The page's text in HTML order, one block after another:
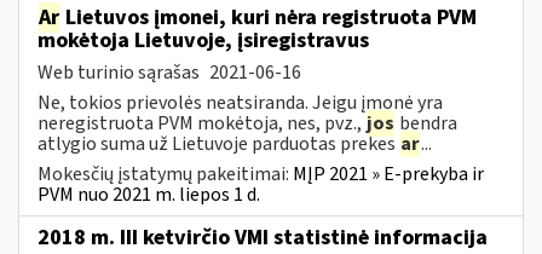
Ar Lietuvos įmonei, kuri nėra registruota PVM
mokėtoja Lietuvoje, įsiregistravus
Web turinio sąrašas 2021-06-16
Ne, tokios prievolės neatsiranda. Jeigu įmonė yra
neregistruota PVM mokėtoja, nes, pvz., jos bendra
atlygio suma už Lietuvoje parduotas prekes ar...
Mokesčių įstatymų pakeitimai: MĮP 2021 » E-prekyba ir
PVM nuo 2021 m. liepos 1 d.
2018 m. III ketvirčio VMI statistinė informacija